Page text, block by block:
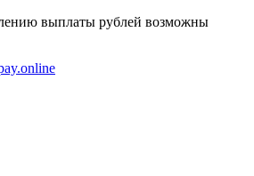
выплаты рублей возможны